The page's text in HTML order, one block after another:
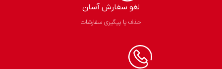
لغو سفارش آسان​
حذف یا پیگیری سفارشات